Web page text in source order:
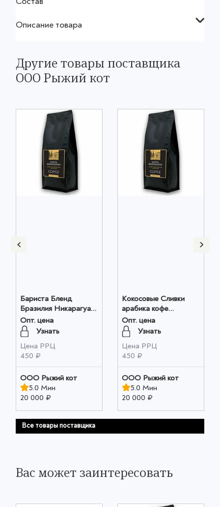
Описание товара
Другие товары поставщика
ООО Рыжий кот
Бариста Бленд
Бразилия Никарагуа
Индонезия молотый
200г оптом
Опт. цена
Узнать
Цена РРЦ
450 ₽
ООО Рыжий кот
5.0 Мин
20 000 ₽
Кокосовые Сливки
арабика кофе
молотый 200г оптом
Опт. цена
Узнать
Цена РРЦ
450 ₽
ООО Рыжий кот
5.0 Мин
20 000 ₽
Все товары поставщика
Вас может заинтересовать